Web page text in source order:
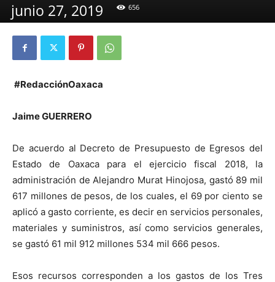
junio 27, 2019 656
#RedacciónOaxaca
Jaime GUERRERO
De acuerdo al Decreto de Presupuesto de Egresos del
Estado de Oaxaca para el ejercicio fiscal 2018, la
administración de Alejandro Murat Hinojosa, gastó 89 mil
617 millones de pesos, de los cuales, el 69 por ciento se
aplicó a gasto corriente, es decir en servicios personales,
materiales y suministros, así como servicios generales,
se gastó 61 mil 912 millones 534 mil 666 pesos.
Esos recursos corresponden a los gastos de los Tres